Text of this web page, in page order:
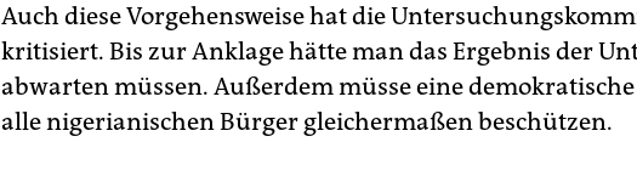
Auch diese Vorgehensweise hat die
kritisiert. Bis zur Anklage hätte man das Ergebnis der
abwarten müssen. Außerdem müsse eine
alle nigerianischen Bürger gleichermaßen beschützen.